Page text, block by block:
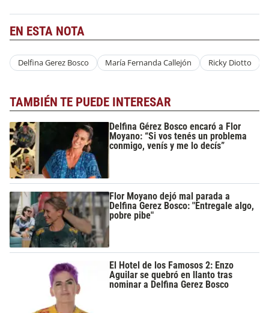
EN ESTA NOTA
Delfina Gerez Bosco María Fernanda Callejón Ricky Diotto
TAMBIÉN TE PUEDE INTERESAR
Delfina Gérez Bosco encaró a Flor
Moyano: “Si vos tenés un problema
conmigo, venís y me lo decís”
Flor Moyano dejó mal parada a
Delfina Gerez Bosco: "Entregale algo,
pobre pibe"
El Hotel de los Famosos 2: Enzo
Aguilar se quebró en llanto tras
nominar a Delfina Gerez Bosco